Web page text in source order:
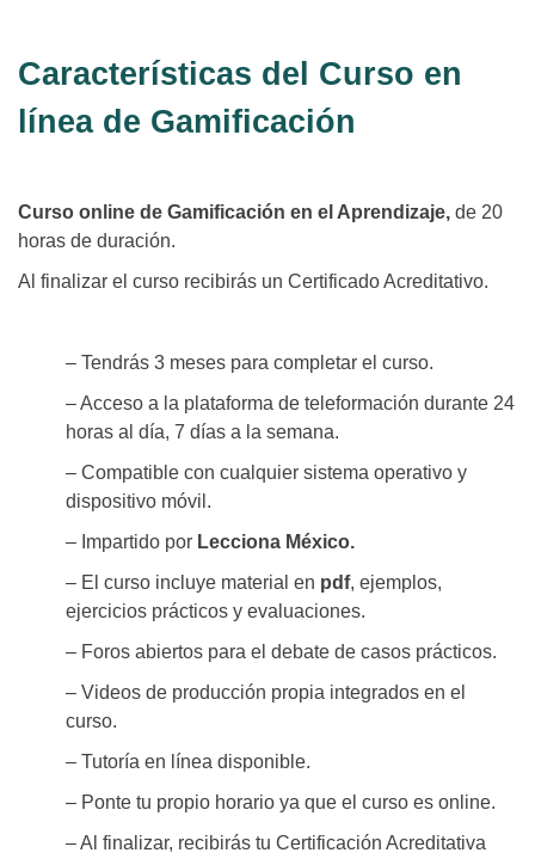
Características del Curso en
línea de Gamificación
Curso online de Gamificación en el Aprendizaje, de 20
horas de duración.
Al finalizar el curso recibirás un Certificado Acreditativo.
– Tendrás 3 meses para completar el curso.
– Acceso a la plataforma de teleformación durante 24
horas al día, 7 días a la semana.
– Compatible con cualquier sistema operativo y
dispositivo móvil.
– Impartido por Lecciona México.
– El curso incluye material en pdf, ejemplos,
ejercicios prácticos y evaluaciones.
– Foros abiertos para el debate de casos prácticos.
– Videos de producción propia integrados en el
curso.
– Tutoría en línea disponible.
– Ponte tu propio horario ya que el curso es online.
– Al finalizar, recibirás tu Certificación Acreditativa